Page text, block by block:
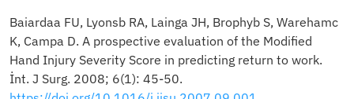
Baiardaa FU, Lyonsb RA, Lainga JH, Brophyb S, Warehamc
K, Campa D. A prospective evaluation of the Modified
Hand Injury Severity Score in predicting return to work.
İnt. J Surg. 2008; 6(1): 45-50.